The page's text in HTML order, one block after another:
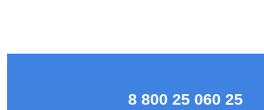
8 800 25 060 25